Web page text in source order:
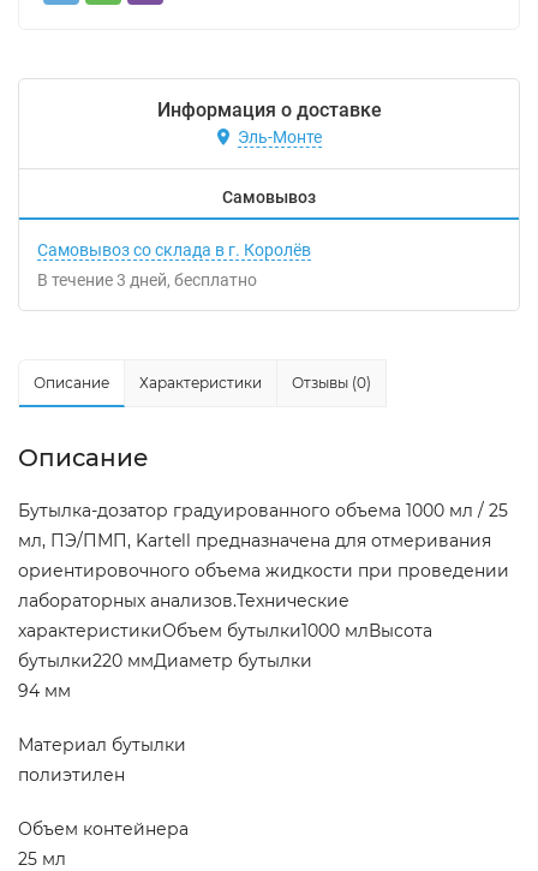
Информация о доставке
Эль-Монте
Самовывоз
Самовывоз со склада в г. Королёв
В течение3 дней Бесплатно
Описание Характеристики Отзывы (0)
Описание
Бутылка-дозатор градуированного объема 1000 мл / 25
мл, ПЭ/ПМП, Kartell предназначена для отмеривания
ориентировочного объема жидкости при проведении
лабораторных анализов.Технические
характеристикиОбъем бутылки1000 млВысота
бутылки220 ммДиаметр бутылки
94 мм
Материал бутылки
полиэтилен
Объем контейнера
25 мл